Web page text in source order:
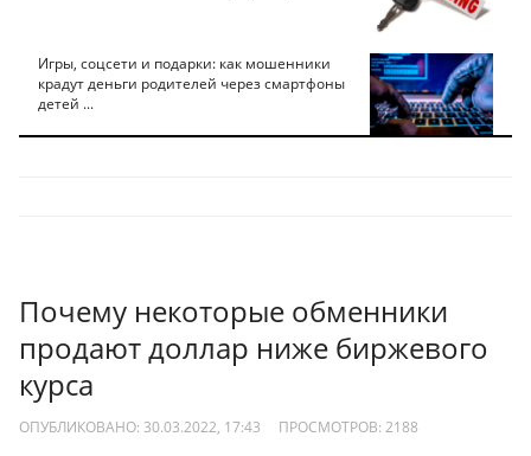
Игры, соцсети и подарки: как мошенники
крадут деньги родителей через смартфоны
детей ...
Почему некоторые обменники
продают доллар ниже биржевого
курса
ОПУБЛИКОВАНО: 30.03.2022, 17:43 ПРОСМОТРОВ: 2188